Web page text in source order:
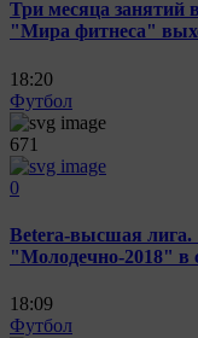
Три месяца занятий
"Мира фитнеса"
18:20
Футбол
671
0
Betera-высшая
"Молодечно-2018" в
18:09
Футбол